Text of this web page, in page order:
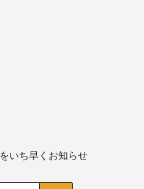
をいち早くお知らせ